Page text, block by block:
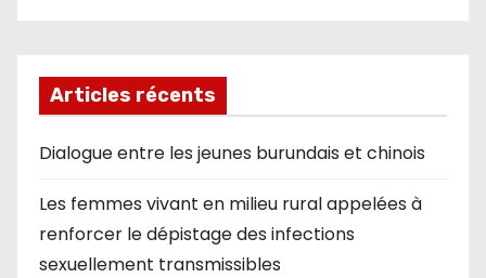
Articles récents
Dialogue entre les jeunes burundais et chinois
Les femmes vivant en milieu rural appelées à
renforcer le dépistage des infections
sexuellement transmissibles